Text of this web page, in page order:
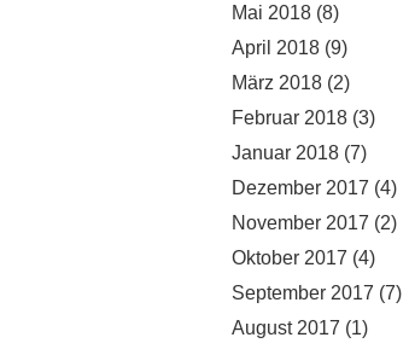
Mai 2018 (8)
April 2018 (9)
März 2018 (2)
Februar 2018 (3)
Januar 2018 (7)
Dezember 2017 (4)
November 2017 (2)
Oktober 2017 (4)
September 2017 (7)
August 2017 (1)